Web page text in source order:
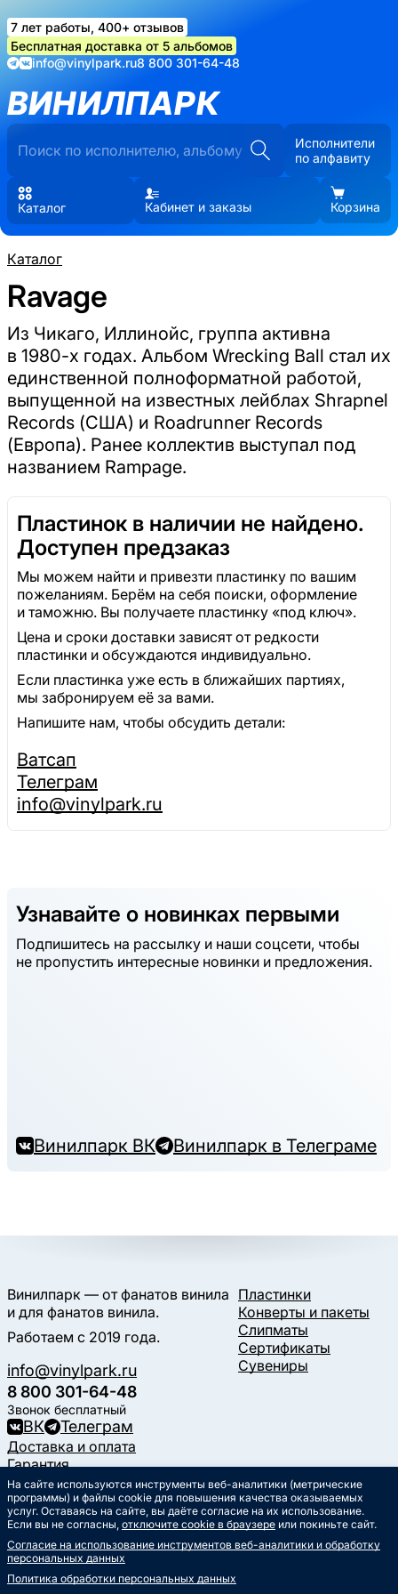
7 лет работы, 400+ отзывов
Бесплатная доставка от 5 альбомов
info@vinylpark.ru8 800 301-64-48
ВИНИЛПАРК
Исполнители
по алфавиту
Каталог Кабинет и заказы Корзина
Каталог
Ravage
Из Чикаго, Иллинойс, группа активна
в 1980-х годах. Альбом Wrecking Ball стал их
единственной полноформатной работой,
выпущенной на известных лейблах Shrapnel
Records (США) и Roadrunner Records
(Европа). Ранее коллектив выступал под
названием Rampage.
Пластинок в наличии не найдено.
Доступен предзаказ
Мы можем найти и привезти пластинку по вашим
пожеланиям. Берём на себя поиски, оформление
и таможню. Вы получаете пластинку «под ключ».
Цена и сроки доставки зависят от редкости
пластинки и обсуждаются индивидуально.
Если пластинка уже есть в ближайших партиях,
мы забронируем её за вами.
Напишите нам, чтобы обсудить детали:
Ватсап
Телеграм
info@vinylpark.ru
Узнавайте о новинках первыми
Подпишитесь на рассылку и наши соцсети, чтобы
не пропустить интересные новинки и предложения.
Винилпарк ВК Винилпарк в Телеграме
Винилпарк — от фанатов винила
и для фанатов винила.
Работаем с 2019 года.
info@vinylpark.ru
8 800 301-64-48
Звонок бесплатный
ВК Телеграм
Пластинки
Конверты и пакеты
Слипматы
Сертификаты
Сувениры
Доставка и оплата
Гарантия
Контакты
Статьи
Музыкальный календарь
Документы
Публичная оферта
Политика обработки
Согласие на обработкуперсональных данных
На сайте используются инструменты веб-аналитики (метрические
программы) и файлы cookie для повышения качества оказываемых
услуг. Оставаясь на сайте, вы даёте согласие на их использование.
Если вы не согласны, отключите cookie в браузере или покиньте сайт.
Согласие на использование инструментов веб-аналитики и обработку
персональных данных
Политика обработки персональных данных